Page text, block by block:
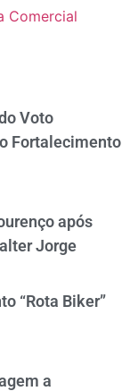
Comercial
Voto
Fortalecimento
após
Jorge
“Rota Biker”
a